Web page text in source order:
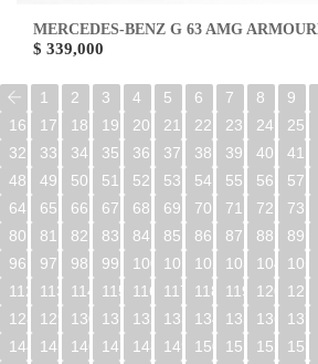
MERCEDES-BENZ G 63 AMG
$ 339,000
1 2 3 4 5 6 7 8 9
16
17 18 19 20 21 22 23 24 25
32
33 34 35 36 37 38 39 40 41
48
49 50 51 52 53 54 55 56 57
64
65 66 67 68 69 70 71 72 73
80
81 82 83 84 85 86 87 88 89
96
97 98 99 100 101 102 103 104 105
112
113 114 115 116 117 118 119 120 121
128
129 130 131 132 133 134 135 136 137
144
145 146 147 148 149 150 151 152 153